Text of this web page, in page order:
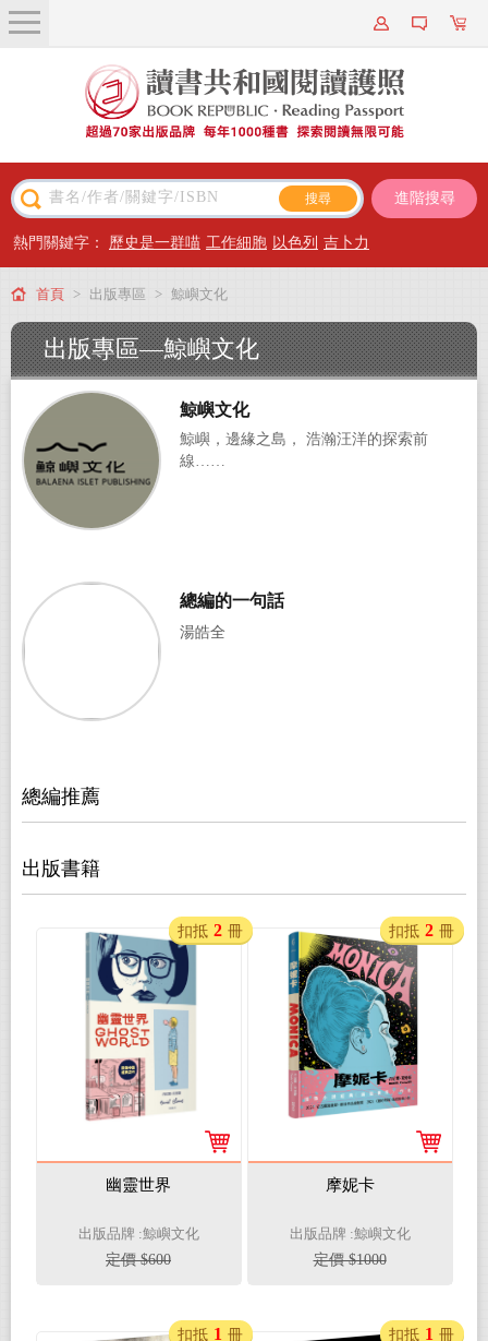
關於我們
近期新書
主題閱讀
出版專區
會員專屬
會員儲值方案
進階搜尋
熱門關鍵字： 歷史是一群喵 工作細胞 以色列 吉卜力
首頁 > 出版專區 > 鯨嶼文化
出版專區—鯨嶼文化
鯨嶼文化
鯨嶼，邊緣之島， 浩瀚汪洋的探索前
線……
總編的一句話
湯皓全
總編推薦
出版書籍
幽靈世界
出版品牌 :鯨嶼文化
定價 $600
扣抵 2 冊
摩妮卡
出版品牌 :鯨嶼文化
定價 $1000
扣抵 2 冊
扣抵 1 冊 扣抵 1 冊